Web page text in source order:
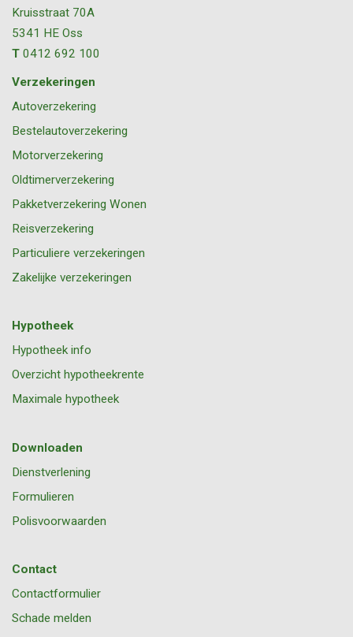
Kruisstraat 70A
5341 HE Oss
T 0412 692 100
Verzekeringen
Autoverzekering
Bestelautoverzekering
Motorverzekering
Oldtimerverzekering
Pakketverzekering Wonen
Reisverzekering
Particuliere verzekeringen
Zakelijke verzekeringen
Hypotheek
Hypotheek info
Overzicht hypotheekrente
Maximale hypotheek
Downloaden
Dienstverlening
Formulieren
Polisvoorwaarden
Contact
Contactformulier
Schade melden